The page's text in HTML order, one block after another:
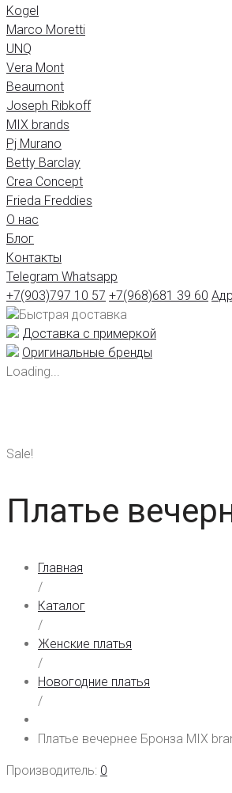
Kogel
Marco Moretti
UNQ
Vera Mont
Beaumont
Joseph Ribkoff
MIX brands
Pj Murano
Betty Barclay
Crea Concept
Frieda Freddies
О нас
Блог
Контакты
Telegram Whatsapp
+7(903)797 10 57 +7(968)681 39 60
Быстрая доставка
Доставка с примеркой
Оригинальные бренды
Loading...
Sale!
Платье
Главная
/
Каталог
/
Женские платья
/
Новогодние платья
/
Платье вечернее Бронза MIX
Производитель: 0